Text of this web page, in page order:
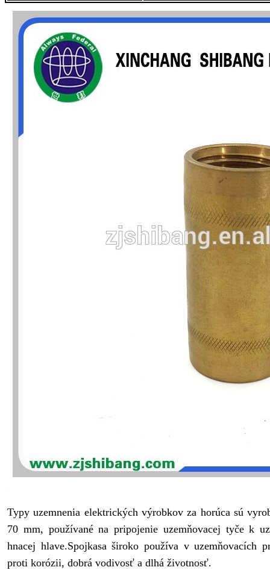
Typy uzemnenia elektrických výrobkov za horúca sú
70 mm, používané na pripojenie uzemňovacej tyče k
hnacej hlave.Spojkasa široko používa v uzemňovacích
proti korózii, dobrá vodivosť a dlhá životnosť.